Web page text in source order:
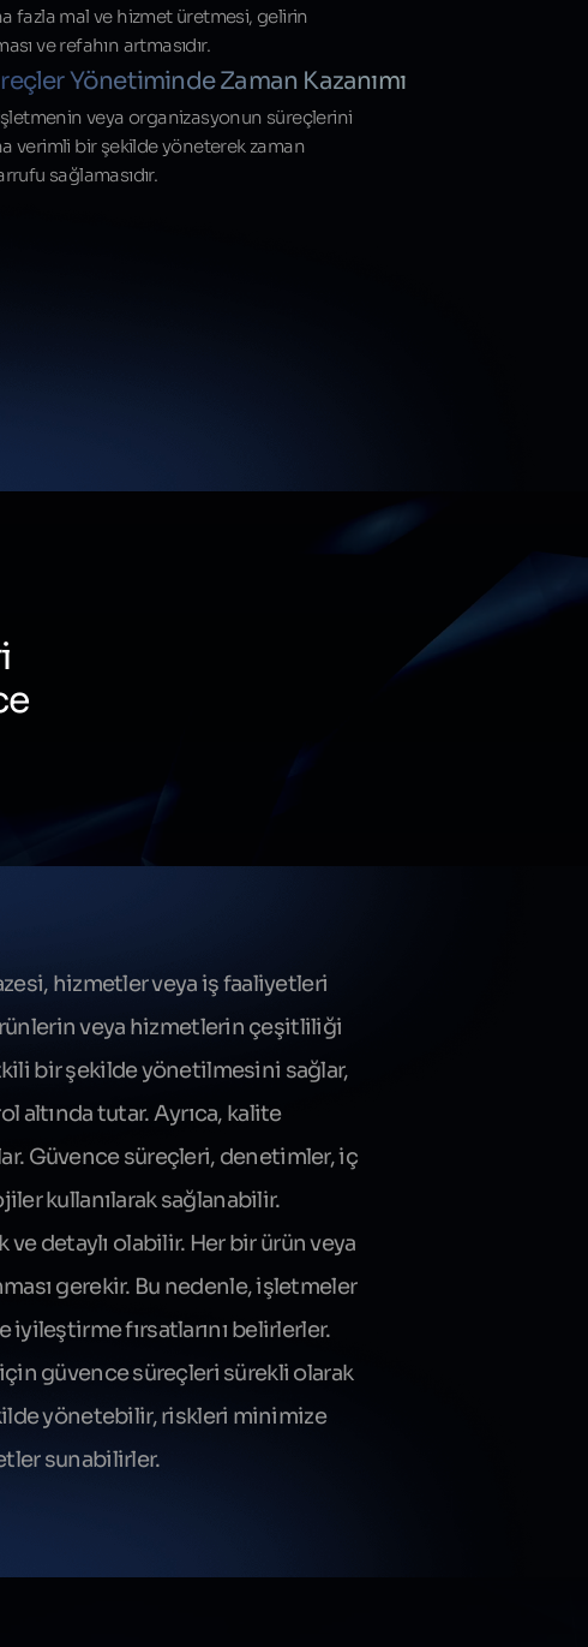
fazla mal ve hizmet üretmesi, gelirin
ve refahın artmasıdır.
Yönetiminde Zaman Kazanımı
veya organizasyonun süreçlerini
verimli bir şekilde yöneterek zaman
sağlamasıdır.
hizmetler veya iş faaliyetleri
veya hizmetlerin çeşitliliği
bir şekilde yönetilmesini sağlar,
altında tutar. Ayrıca, kalite
Güvence süreçleri, denetimler, iç
kullanılarak sağlanabilir.
detaylı olabilir. Her bir ürün veya
gerekir. Bu nedenle, işletmeler
iyileştirme fırsatlarını belirlerler.
güvence süreçleri sürekli olarak
yönetebilir, riskleri minimize
sunabilirler.